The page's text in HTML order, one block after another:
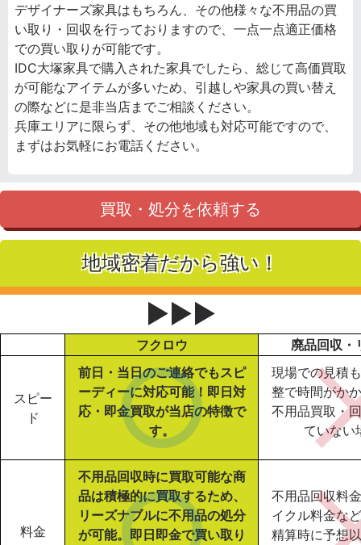
デザイナーズ家具はもちろん、その他様々な不用品の買
い取り・回収を行っておりますので、一点一点適正価格
での買い取りが可能です。
IDC大塚家具で購入された家具でしたら、総じて高価買取
が可能なアイテムが多いため、引越しや家具の買い替え
の際などに是非当店までご相談ください。
兵庫エリアに限らず、その他地域も対応可能ですので、
まずはお気軽にお電話ください。
買取・処分を依頼する
地域密着だから強い！
▶▶▶
フクロウ 廃品回収・
スピー
ド
前日・当日のご連絡でもスピ
ーディーに対応可能！即日対
応・即金買取が当店の特徴で
す。
現場での見積
整で時間がか
不用品買取・
ていない
料金
不用品回収時に買取可能な商
品は積極的に買取するため、
リーズナブルに不用品の処分
が可能。即日即金で買い取り
不用品回収料
イクル料金な
精算時に予想